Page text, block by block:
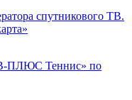
спутникового ТВ.
ПЛЮС Теннис» по